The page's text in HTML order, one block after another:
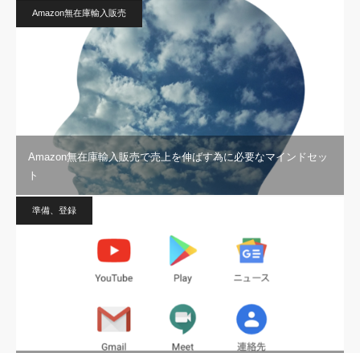
Amazon無在庫輸入販売
Amazon無在庫輸入販売で売上を伸ばす為に必要なマインドセッ
ト
準備、登録